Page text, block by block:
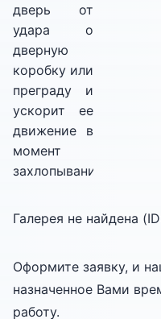
дверь от
удара о
дверную
коробку или
преграду и
ускорит ее
движение в
момент
захлопывания.
Галерея не найдена
Оформите заявку, и
назначенное Вами
работу.